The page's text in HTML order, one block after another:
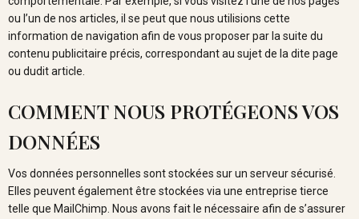
ou l’un de nos articles, il se peut que nous utilisions cette
information de navigation afin de vous proposer par la suite du
contenu publicitaire précis, correspondant au sujet de la dite page
ou dudit article.
COMMENT NOUS PROTÉGEONS VOS
DONNÉES
Vos données personnelles sont stockées sur un serveur sécurisé.
Elles peuvent également être stockées via une entreprise tierce
telle que MailChimp. Nous avons fait le nécessaire afin de s’assurer